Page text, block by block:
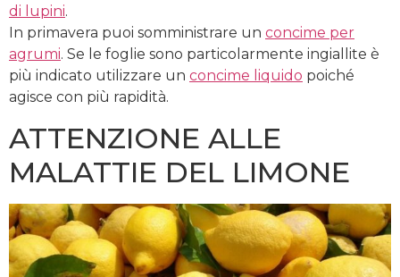
di lupini.
In primavera puoi somministrare un concime per
agrumi. Se le foglie sono particolarmente ingiallite è
più indicato utilizzare un concime liquido poiché
agisce con più rapidità.
ATTENZIONE ALLE
MALATTIE DEL LIMONE